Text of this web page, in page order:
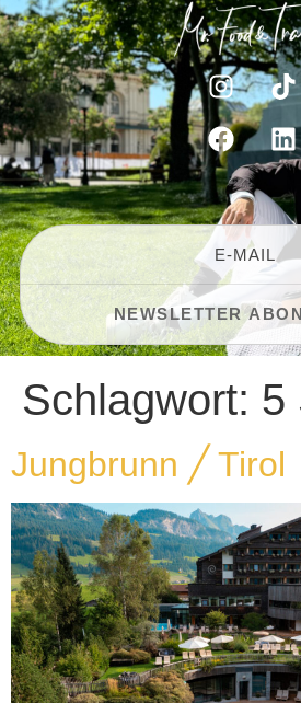
Schlagwort: 5
Jungbrunn ╱ Tirol